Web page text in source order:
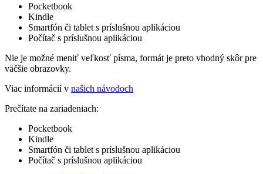
Pocketbook
Kindle
Smartfón či tablet s príslušnou aplikáciou
Počítač s príslušnou aplikáciou
Nie je možné meniť veľkosť písma, formát je preto vhodný skôr pre
väčšie obrazovky.
Viac informácií v našich návodoch
Prečítate na zariadeniach:
Pocketbook
Kindle
Smartfón či tablet s príslušnou aplikáciou
Počítač s príslušnou aplikáciou